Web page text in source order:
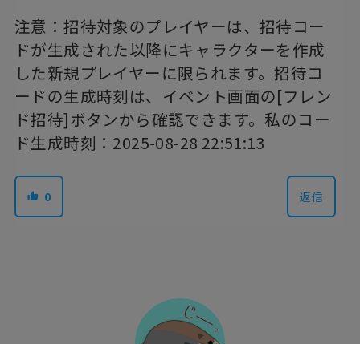
注意：招待対象のプレイヤーは、招待コー
ドが生成された以降にキャラクターを作成
した新規プレイヤーに限られます。招待コ
ードの生成時刻は、イベント画面の[フレン
ド招待]ボタンから確認できます。私のコー
ド生成時刻：2025-08-28 22:51:13
0 返信